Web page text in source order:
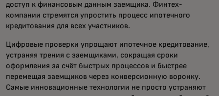
доступ к финансовым данным заемщика. Финтех-
компании стремятся упростить процесс ипотечного
кредитования для всех участников.
Цифровые проверки упрощают ипотечное кредитование,
устраняя трения с заемщиками, сокращая сроки
оформления за счёт быстрых процессов и быстрее
перемещая заемщиков через конверсионную воронку.
Самые инновационные технологии не просто устраняют